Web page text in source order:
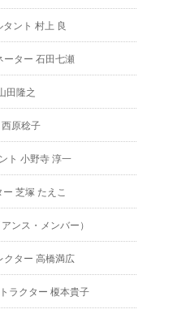
ント 村上 良
ーター 石田七瀬
田隆之
原稔子
ト 小野寺 淳一
芝塚 たえこ
ンス・メンバー）
クター 高橋満広
ラクター 榎本貴子